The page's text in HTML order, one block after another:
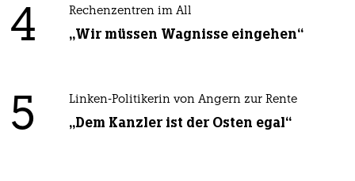
4 Rechenzentren im All
„Wir müssen Wagnisse eingehen“
5 Linken-Politikerin von Angern zur Rente
„Dem Kanzler ist der Osten egal“